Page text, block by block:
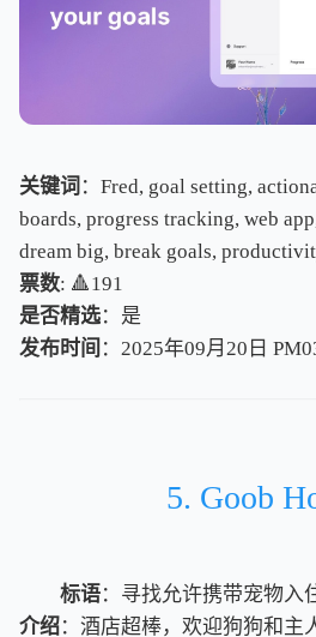
关键词 ：Fred, goal setting,
boards, progress tracking, web
dream big, break goals,
票数: 🔺191
是否精选：是
发布时间 ：2025年09月20日
5. Goob
标语：寻找允许携带宠物入
介绍：酒店超棒，欢迎狗狗和主